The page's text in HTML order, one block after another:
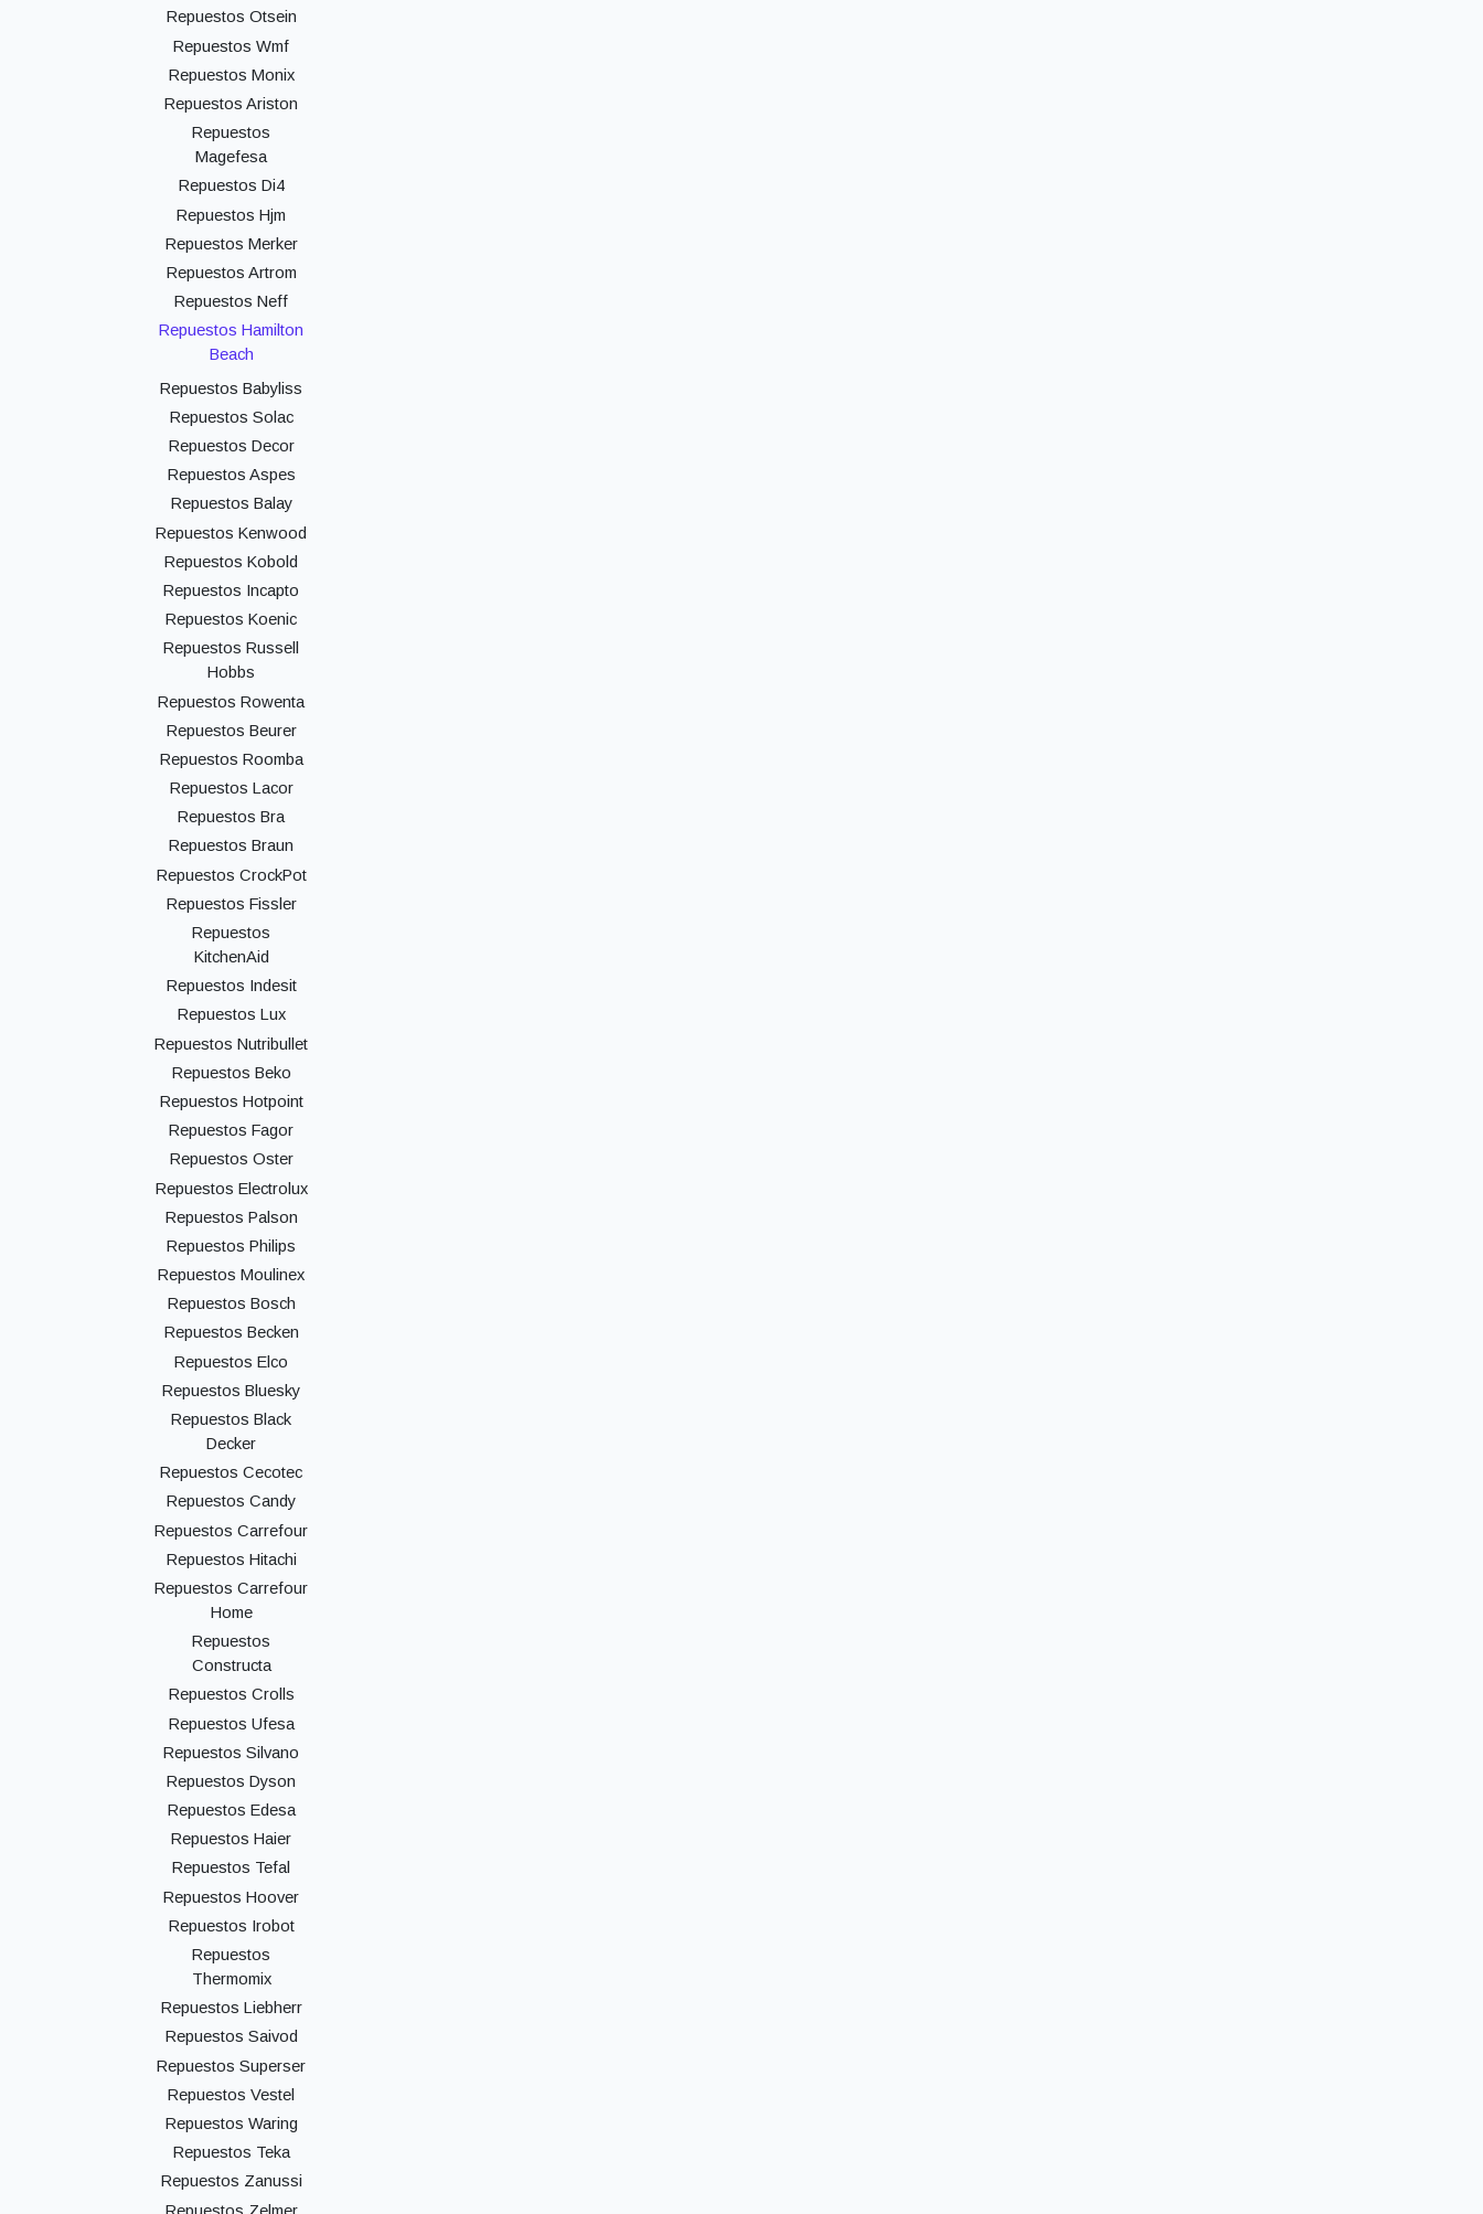
Repuestos Otsein
Repuestos Wmf
Repuestos Monix
Repuestos Ariston
Repuestos
Magefesa
Repuestos Di4
Repuestos Hjm
Repuestos Merker
Repuestos Artrom
Repuestos Neff
Repuestos Hamilton
Beach
Repuestos Babyliss
Repuestos Solac
Repuestos Decor
Repuestos Aspes
Repuestos Balay
Repuestos Kenwood
Repuestos Kobold
Repuestos Incapto
Repuestos Koenic
Repuestos Russell
Hobbs
Repuestos Rowenta
Repuestos Beurer
Repuestos Roomba
Repuestos Lacor
Repuestos Bra
Repuestos Braun
Repuestos CrockPot
Repuestos Fissler
Repuestos
KitchenAid
Repuestos Indesit
Repuestos Lux
Repuestos Nutribullet
Repuestos Beko
Repuestos Hotpoint
Repuestos Fagor
Repuestos Oster
Repuestos Electrolux
Repuestos Palson
Repuestos Philips
Repuestos Moulinex
Repuestos Bosch
Repuestos Becken
Repuestos Elco
Repuestos Bluesky
Repuestos Black
Decker
Repuestos Cecotec
Repuestos Candy
Repuestos Carrefour
Repuestos Hitachi
Repuestos Carrefour
Home
Repuestos
Constructa
Repuestos Crolls
Repuestos Ufesa
Repuestos Silvano
Repuestos Dyson
Repuestos Edesa
Repuestos Haier
Repuestos Tefal
Repuestos Hoover
Repuestos Irobot
Repuestos
Thermomix
Repuestos Liebherr
Repuestos Saivod
Repuestos Superser
Repuestos Vestel
Repuestos Waring
Repuestos Teka
Repuestos Zanussi
Repuestos Zelmer